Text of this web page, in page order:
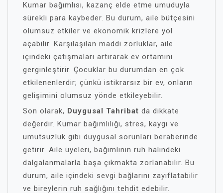
Kumar bağımlısı, kazanç elde etme umuduyla
sürekli para kaybeder. Bu durum, aile bütçesini
olumsuz etkiler ve ekonomik krizlere yol
açabilir. Karşılaşılan maddi zorluklar, aile
içindeki çatışmaları artırarak ev ortamını
gerginleştirir. Çocuklar bu durumdan en çok
etkilenenlerdir; çünkü istikrarsız bir ev, onların
gelişimini olumsuz yönde etkileyebilir.
Son olarak, Duygusal Tahribat da dikkate
değerdir. Kumar bağımlılığı, stres, kaygı ve
umutsuzluk gibi duygusal sorunları beraberinde
getirir. Aile üyeleri, bağımlının ruh halindeki
dalgalanmalarla başa çıkmakta zorlanabilir. Bu
durum, aile içindeki sevgi bağlarını zayıflatabilir
ve bireylerin ruh sağlığını tehdit edebilir.